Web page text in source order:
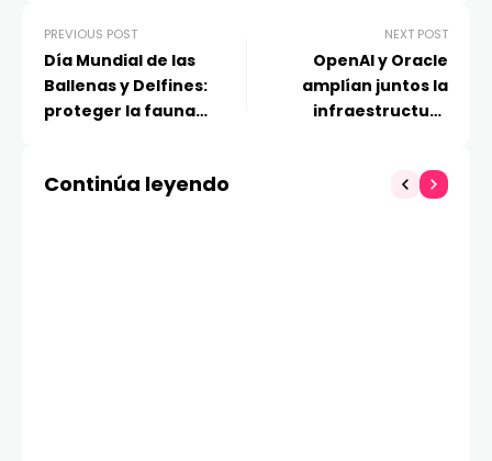
PREVIOUS POST
Día Mundial de las
Ballenas y Delfines:
proteger la fauna
NEXT POST
OpenAI y Oracle
amplían juntos la
infraestructura
potenciar la IA en EE. UU.
Continúa leyendo